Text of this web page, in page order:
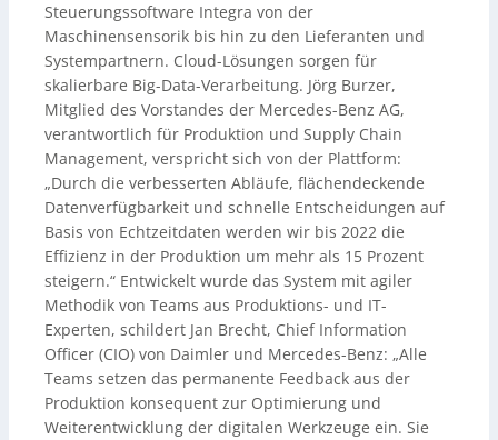
Steuerungssoftware Integra von der
Maschinensensorik bis hin zu den Lieferanten und
Systempartnern. Cloud-Lösungen sorgen für
skalierbare Big-Data-Verarbeitung. Jörg Burzer,
Mitglied des Vorstandes der Mercedes-Benz AG,
verantwortlich für Produktion und Supply Chain
Management, verspricht sich von der Plattform:
„Durch die verbesserten Abläufe, flächendeckende
Datenverfügbarkeit und schnelle Entscheidungen auf
Basis von Echtzeitdaten werden wir bis 2022 die
Effizienz in der Produktion um mehr als 15 Prozent
steigern.“ Entwickelt wurde das System mit agiler
Methodik von Teams aus Produktions- und IT-
Experten, schildert Jan Brecht, Chief Information
Officer (CIO) von Daimler und Mercedes-Benz: „Alle
Teams setzen das permanente Feedback aus der
Produktion konsequent zur Optimierung und
Weiterentwicklung der digitalen Werkzeuge ein. Sie